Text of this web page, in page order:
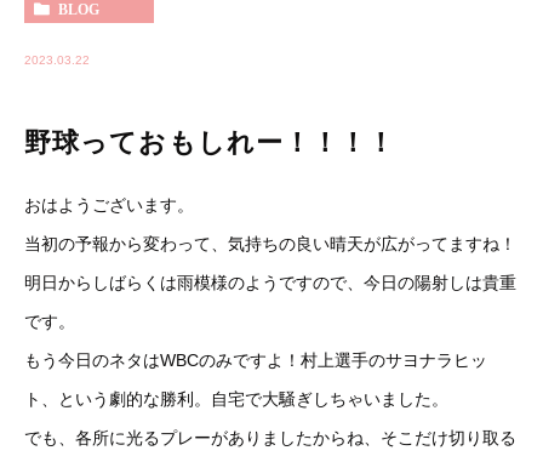
BLOG
2023.03.22
野球っておもしれー！！！！
おはようございます。
当初の予報から変わって、気持ちの良い晴天が広がってますね！
明日からしばらくは雨模様のようですので、今日の陽射しは貴重
です。
もう今日のネタはWBCのみですよ！村上選手のサヨナラヒッ
ト、という劇的な勝利。自宅で大騒ぎしちゃいました。
でも、各所に光るプレーがありましたからね、そこだけ切り取る